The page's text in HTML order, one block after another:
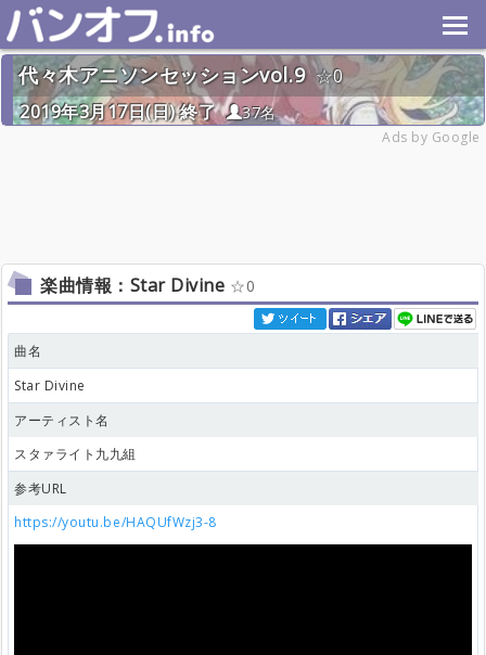
代々木アニソンセッションvol.9
0
2019年3月17日(日) 終了
37名
Ads by Google
楽曲情報：Star Divine 0
曲名
Star Divine
アーティスト名
スタァライト九九組
参考URL
https://youtu.be/HAQUfWzj3-8